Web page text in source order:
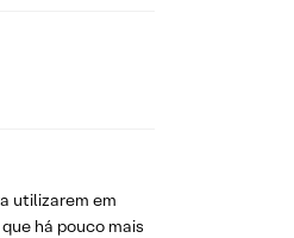
utilizarem em
há pouco mais